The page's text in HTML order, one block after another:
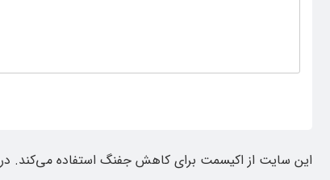
این سایت از اکیسمت برای کاهش جفنگ استفاده می‌کند.